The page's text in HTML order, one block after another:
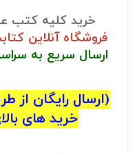
خرید کلیه کتب
فروشگاه آنلاین
ارسال سریع به
(ارسال رایگان از
خرید های بالای 500 هزار